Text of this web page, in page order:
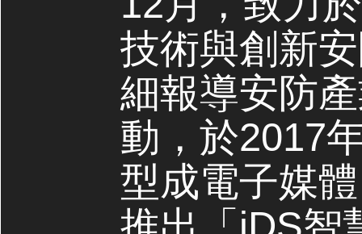
技術與創新
細報導安防
動，於2017
型成電子媒